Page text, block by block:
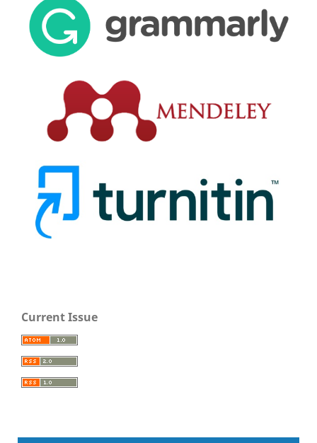
Current Issue